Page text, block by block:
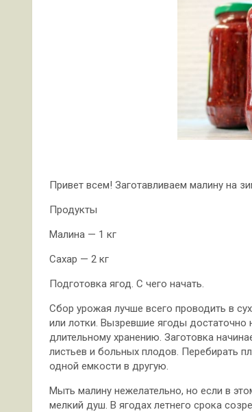
Привет всем! Заготавливаем малину на
Продукты
Малина — 1 кг
Сахар — 2 кг
Подготовка ягод. С чего начать.
Сбор урожая лучше всего проводить в
или лотки. Вызревшие ягоды
длительному хранению. Заготовка
листьев и больных плодов. Перебирать
одной емкости в другую.
Мыть малину нежелательно, но если в
мелкий душ. В ягодах летнего срока